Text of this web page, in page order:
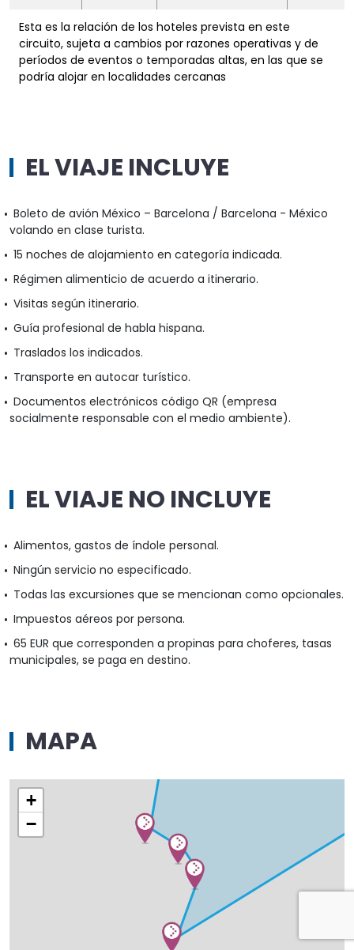
Esta es la relación de los hoteles prevista en este
circuito, sujeta a cambios por razones operativas y de
períodos de eventos o temporadas altas, en las que se
podría alojar en localidades cercanas
EL VIAJE INCLUYE
Boleto de avión México – Barcelona / Barcelona - México
volando en clase turista.
15 noches de alojamiento en categoría indicada.
Régimen alimenticio de acuerdo a itinerario.
Visitas según itinerario.
Guía profesional de habla hispana.
Traslados los indicados.
Transporte en autocar turístico.
Documentos electrónicos código QR (empresa
socialmente responsable con el medio ambiente).
EL VIAJE NO INCLUYE
Alimentos, gastos de índole personal.
Ningún servicio no especificado.
Todas las excursiones que se mencionan como opcionales.
Impuestos aéreos por persona.
65 EUR que corresponden a propinas para choferes, tasas
municipales, se paga en destino.
MAPA
+
−